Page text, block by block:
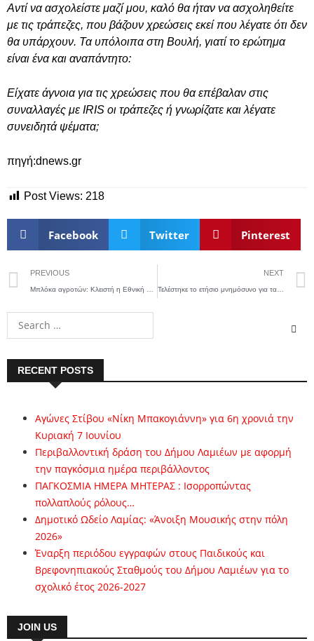
Αντί να ασχολείστε μαζί μου, καλό θα ήταν να ασχοληθείτε
με τις τράπεζες, που βάζουν χρεώσεις εκεί που λέγατε ότι δεν
θα υπάρχουν. Τα υπόλοιπα στη Βουλή, γιατί το ερώτημα
είναι ένα και αναπάντητο:
Είχατε άγνοια για τις χρεώσεις που θα επέβαλαν στις
συναλλαγές με IRIS οι τράπεζες ή γνωρίζατε και λέγατε
συνειδητά ψέματα;
πηγή:dnews.gr
Post Views: 218
Facebook Twitter Pinterest
PREVIOUS NEXT
Τελέστηκε το ετήσιο μνημόσυνο για τα θύματα της Θύρας 7
RECENT POSTS
Αγώνες Στίβου «Νίκη Μπακογιάννη» για 6η χρονιά την
Κυριακή 7 Ιουνίου
Περιβαλλοντική δράση του Δήμου Λαμιέων με αφορμή
την παγκόσμια ημέρα περιβάλλοντος
ΠΑΓΚΟΣΜΙΑ ΗΜΕΡΑ ΜΗΤΕΡΑΣ : Ισορροπώντας
πολλαπλούς ρόλους…
Δημοτικό Ωδείο Λαμίας: «Άνοιξη Μουσικής στην πόλη
2026»
Έναρξη περιόδου εγγραφών στους Παιδικούς και
Βρεφονηπιακούς Σταθμούς του Δήμου Λαμιέων για το
σχολικό έτος 2026-2027
JOIN US